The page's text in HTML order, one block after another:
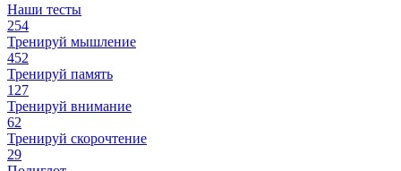
Наши тесты
254
Тренируй мышление
452
Тренируй память
127
Тренируй внимание
62
Тренируй скорочтение
29